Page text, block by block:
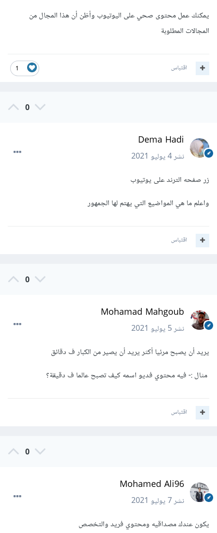
يمكنك عمل محتوى صحي على اليوتيوب وأظن أن هذا المجال من
المجالات المطلوبة
1 اقتباس
0
Dema Hadi
نشر4 يوليو 2021
زر صفحه الترند على يوتيوب
واعلم ما هي المواضيع التي يهتم لها الجمهور
اقتباس
0
Mohamad Mahgoub
نشر5 يوليو 2021
يريد أن يصبح مرئيا أكثر يريد أن يصير من الكبار ف دقائق
مثال :- فيه محتوي فديو اسمه كيف تصبح عالما ف دقيقة؟
اقتباس
0
Mohamed Ali96
نشر7 يوليو 2021
يكون عندك مصداقيه ومحتوي فريد والتخصص